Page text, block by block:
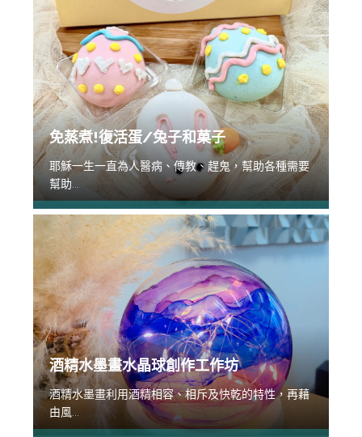
免蒸煮!復活蛋/兔子和菓子
耶穌一生一直為人醫病、傳教、趕鬼，幫助各種需要
幫助...
酒精水墨畫水晶球創作工作坊
酒精水墨畫利用酒精相容、相斥及快乾的特性，再藉
由風...